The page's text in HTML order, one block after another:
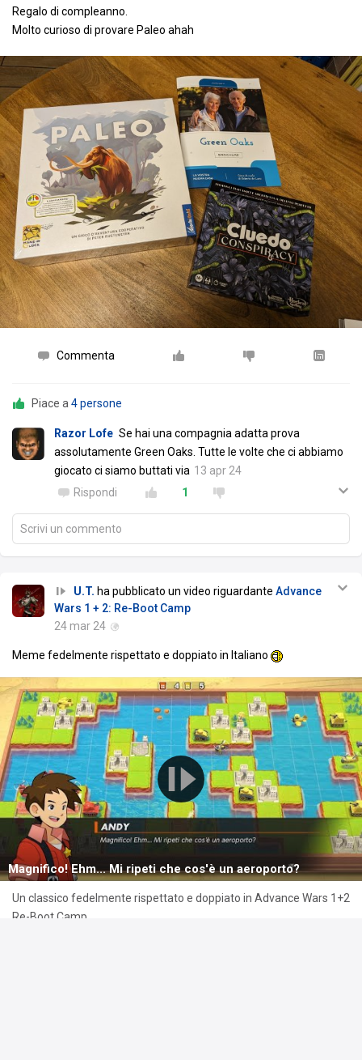
Regalo di compleanno.
Molto curioso di provare Paleo ahah
Commenta
Piace a 4 persone
Razor Lofe Se hai una compagnia adatta prova
assolutamente Green Oaks. Tutte le volte che ci abbiamo
giocato ci siamo buttati via 13 apr 24
Rispondi
1
Scrivi un commento
U.T. ha pubblicato un video riguardante Advance
Wars 1 + 2: Re-Boot Camp
24 mar 24
Meme fedelmente rispettato e doppiato in Italiano
Magnifico! Ehm... Mi ripeti che cos'è un aeroporto?
Un classico fedelmente rispettato e doppiato in Advance Wars 1+2
Re-Boot Camp